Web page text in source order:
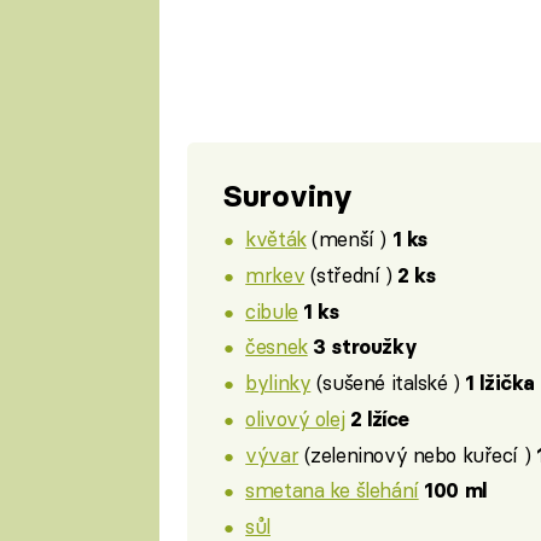
Suroviny
květák(menší ) 1 ks
mrkev (střední ) 2 ks
cibule 1 ks
česnek 3 stroužky
bylinky (sušené italské ) 1 lžička
olivový olej 2 lžíce
vývar(zeleninový nebo kuřecí )
smetana ke šlehání 100 ml
sůl